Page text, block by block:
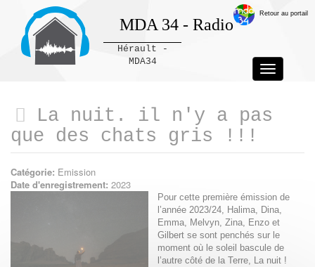
MDA 34 - Radio
Hérault -
MDA34
Toggle
navigation
Retour au portail
La nuit. il n'y a pas
que des chats gris !!!
Catégorie: Emission
Date d'enregistrement: 2023
Pour cette première émission de
l’année 2023/24, Halima, Dina,
Emma, Melvyn, Zina, Enzo et
Gilbert se sont penchés sur le
moment où le soleil bascule de
l’autre côté de la Terre, La nuit !